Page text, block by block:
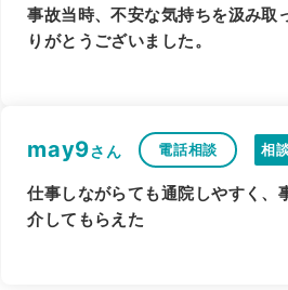
事故当時、不安な気持ちを汲み取
りがとうございました。
may9さん 電話相談 相
仕事しながらても通院しやすく、
介してもらえた